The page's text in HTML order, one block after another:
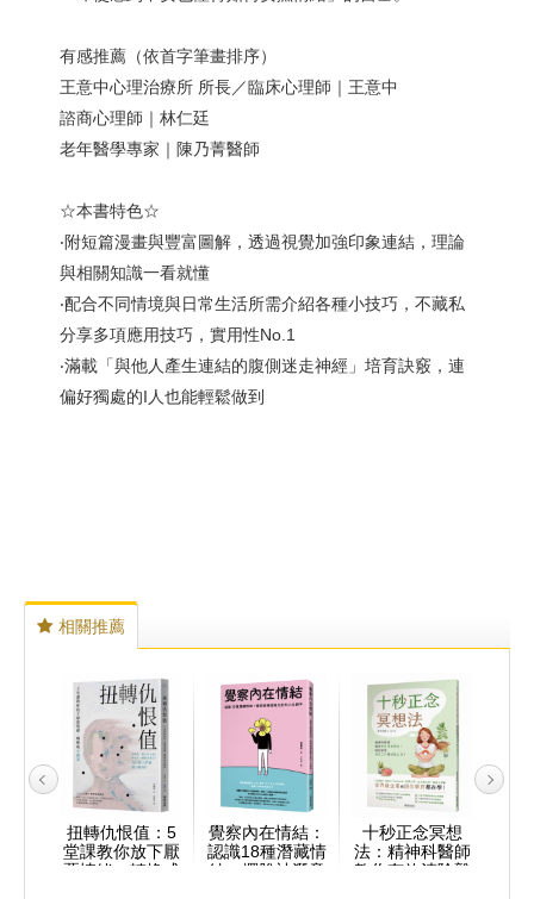
有感推薦（依首字筆畫排序）
王意中心理治療所 所長／臨床心理師｜王意中
諮商心理師｜林仁廷
老年醫學專家｜陳乃菁醫師
☆本書特色☆
‧附短篇漫畫與豐富圖解，透過視覺加強印象連結，理論
與相關知識一看就懂
‧配合不同情境與日常生活所需介紹各種小技巧，不藏私
分享多項應用技巧，實用性No.1
‧滿載「與他人產生連結的腹側迷走神經」培育訣竅，連
偏好獨處的I人也能輕鬆做到
相關推薦
扭轉仇恨值：5
堂課教你放下厭
惡情緒，轉換成
覺察內在情結：
認識18種潛藏情
結，擺脫被潛意
十秒正念冥想
法：精神科醫師
教你有效清除雜